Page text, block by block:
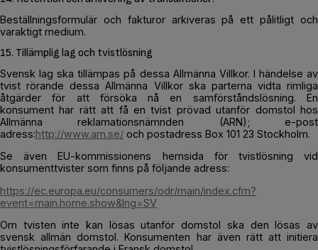
Beställningsformulär och fakturor arkiveras på ett pålitligt och
varaktigt medium.
15. Tillämplig lag och tvistlösning
Svensk lag ska tillämpas på dessa Allmänna Villkor. I händelse av
tvist rörande dessa Allmänna Villkor ska parterna vidta rimliga
åtgärder för att försöka nå en samförståndslösning. En
konsument har rätt att få en tvist prövad utanför domstol hos
Allmänna reklamationsnämnden (ARN); e-post
adress:http://www.arn.se/ och postadress Box 101 23 Stockholm.
Se även EU-kommissionens hemsida för tvistlösning vid
konsumenttvister som finns på följande adress:
https://ec.europa.eu/consumers/odr/main/index.cfm?
event=main.home.show&lng=SV
Om tvisten inte kan lösas utanför domstol ska den lösas av
svensk allmän domstol. Konsumenten har även rätt att initiera